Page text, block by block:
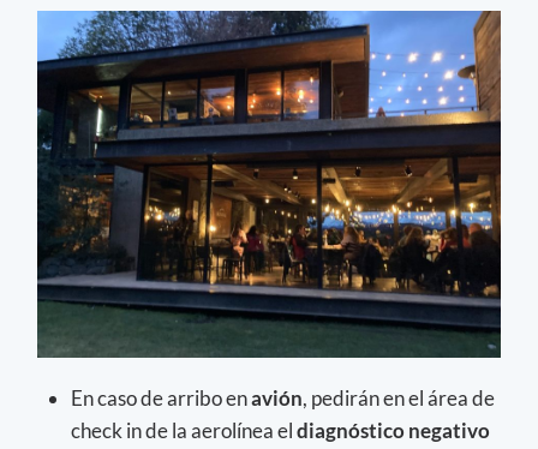
En caso de arribo enavión, pedirán en el área de
check in de la aerolínea eldiagnóstico negativo